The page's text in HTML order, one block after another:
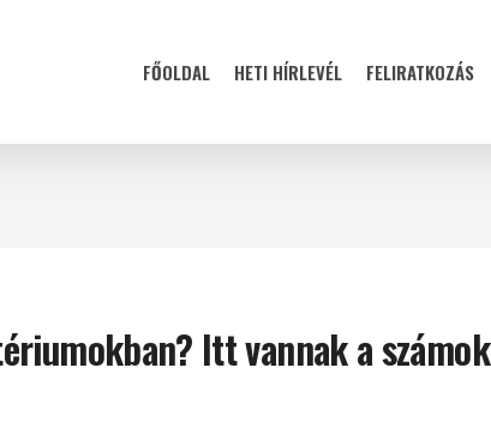
FŐOLDAL HETI HÍRLEVÉL FELIRATKOZÁS
Itt vannak a számok